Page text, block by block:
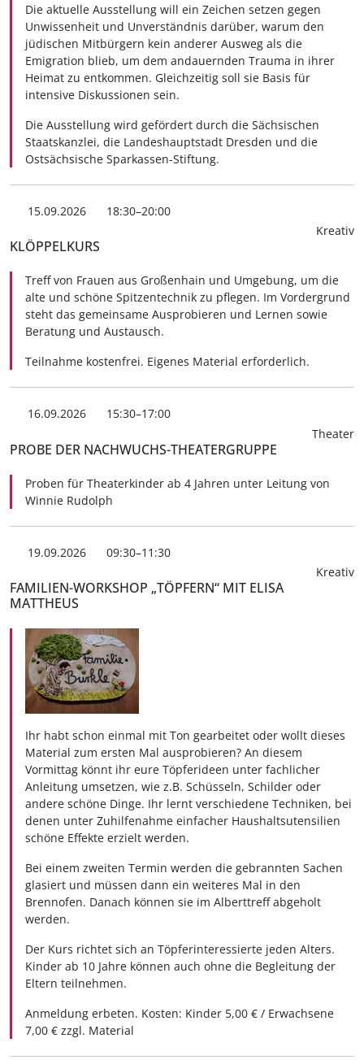
Die aktuelle Ausstellung will ein Zeichen setzen gegen
Unwissenheit und Unverständnis darüber, warum den
jüdischen Mitbürgern kein anderer Ausweg als die
Emigration blieb, um dem andauernden Trauma in ihrer
Heimat zu entkommen. Gleichzeitig soll sie Basis für
intensive Diskussionen sein.
Die Ausstellung wird gefördert durch die Sächsischen
Staatskanzlei, die Landeshauptstadt Dresden und die
Ostsächsische Sparkassen-Stiftung.
15.09.2026
18:30–20:00
Kreativ
KLÖPPELKURS
Treff von Frauen aus Großenhain und Umgebung, um die
alte und schöne Spitzentechnik zu pflegen. Im Vordergrund
steht das gemeinsame Ausprobieren und Lernen sowie
Beratung und Austausch.
Teilnahme kostenfrei. Eigenes Material erforderlich.
16.09.2026
15:30–17:00
Theater
PROBE DER NACHWUCHS-THEATERGRUPPE
Proben für Theaterkinder ab 4 Jahren unter Leitung von
Winnie Rudolph
19.09.2026
09:30–11:30
Kreativ
FAMILIEN-WORKSHOP „TÖPFERN“ MIT ELISA
MATTHEUS
Ihr habt schon einmal mit Ton gearbeitet oder wollt dieses
Material zum ersten Mal ausprobieren? An diesem
Vormittag könnt ihr eure Töpferideen unter fachlicher
Anleitung umsetzen, wie z.B. Schüsseln, Schilder oder
andere schöne Dinge. Ihr lernt verschiedene Techniken, bei
denen unter Zuhilfenahme einfacher Haushaltsutensilien
schöne Effekte erzielt werden.
Bei einem zweiten Termin werden die gebrannten Sachen
glasiert und müssen dann ein weiteres Mal in den
Brennofen. Danach können sie im Alberttreff abgeholt
werden.
Der Kurs richtet sich an Töpferinteressierte jeden Alters.
Kinder ab 10 Jahre können auch ohne die Begleitung der
Eltern teilnehmen.
Anmeldung erbeten. Kosten: Kinder 5,00 € / Erwachsene
7,00 € zzgl. Material